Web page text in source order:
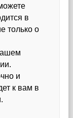
в
только о
и
к вам в